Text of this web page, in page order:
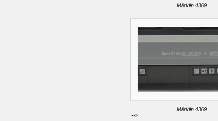
Märklin 4369
Märklin 4369
-->